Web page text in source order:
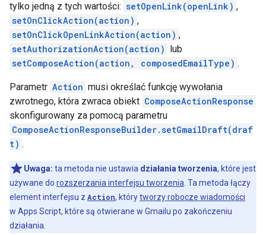
tylko jedną z tych wartości: setOpenLink(openLink) ,
setOnClickAction(action) ,
setOnClickOpenLinkAction(action) ,
setAuthorizationAction(action) lub
setComposeAction(action, composedEmailType) .
Parametr Action musi określać funkcję wywołania
zwrotnego, która zwraca obiekt ComposeActionResponse
skonfigurowany za pomocą parametru
ComposeActionResponseBuilder.setGmailDraft(draf
t) .
Uwaga: ta metoda nie ustawia działania tworzenia, które jest
używane do rozszerzania interfejsu tworzenia . Ta metoda łączy
element interfejsu z Action, którytworzy robocze wiadomości
w Apps Script, które są otwierane w Gmailu po zakończeniu
działania.